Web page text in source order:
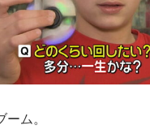
ーム。